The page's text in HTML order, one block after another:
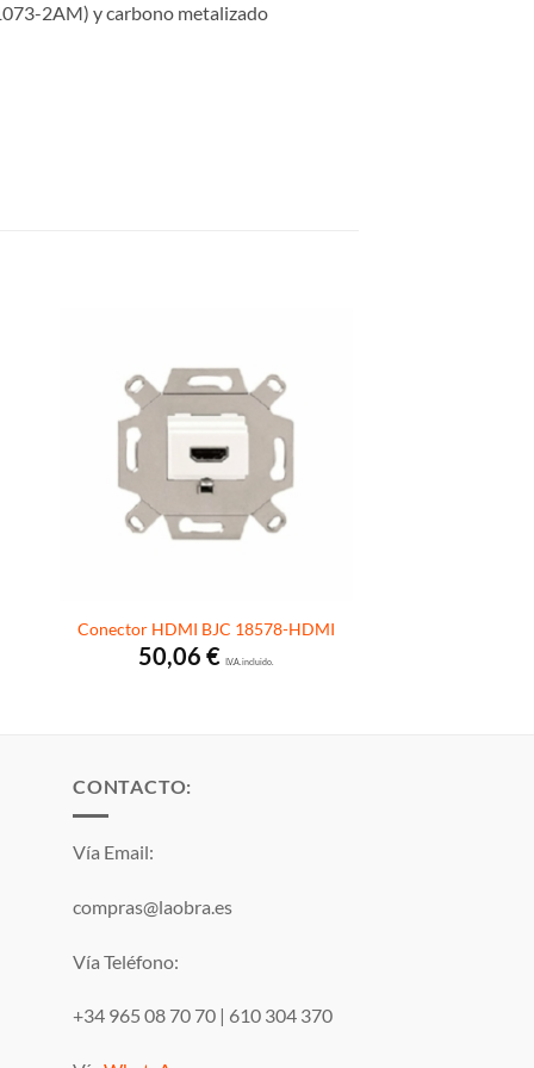
2AM) y carbono metalizado
Conector HDMI BJC 18578-HDMI
50,06€ I.V.A. incluido.
CONTACTO:
Vía Email:
compras@laobra.es
Vía Teléfono:
+34 965 08 70 70 | 610 304 370